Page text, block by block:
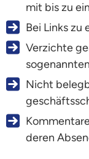
mit bis zu
Bei Links
Verzichte
Nicht
deren